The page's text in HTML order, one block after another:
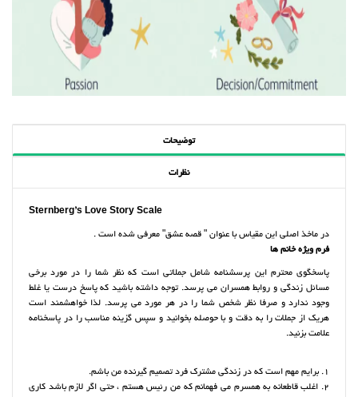
توضیحات
نظرات
Sternberg’s Love Story Scale
در ماخذ اصلی این مقیاس با عنوان " قصه عشق" معرفی شده است .
فرم ویژه خانم ها
پاسخگوی محترم این پرسشنامه شامل جملاتی است که نظر شما را در مورد برخی
مسائل زندگی و روابط همسران می پرسد. توجه داشته باشید که پاسخ درست یا غلط
وجود ندارد و صرفا نظر شخص شما را در هر مورد می پرسد. لذا خواهشمند است
هریک از جملات را به دقت و با حوصله بخوانید و سپس گزینه مناسب را در پاسخنامه
علامت بزنید.
1. برایم مهم است که در زندگی مشترک فرد تصمیم گیرنده من باشم.
2. اغلب قاطعانه به همسرم می فهمانم که من رئیس هستم ، حتی اگر لازم باشد کاری